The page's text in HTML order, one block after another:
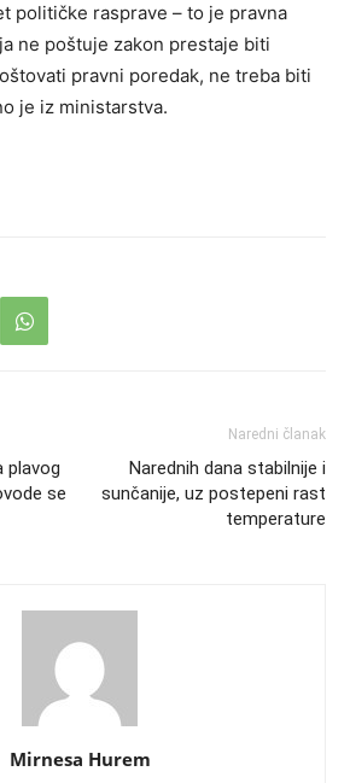
političke rasprave – to je pravna
ne poštuje zakon prestaje biti
pravni poredak, ne treba biti
je iz ministarstva.
plavog
se
Naredni članak
Narednih dana stabilnije i
sunčanije, uz postepeni rast
temperature
Mirnesa Hurem